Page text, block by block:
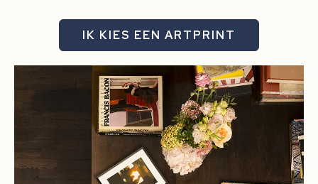
IK KIES EEN ARTPRINT